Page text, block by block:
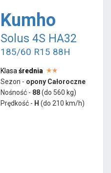
Kumho
Solus 4S HA32
185/60 R15 88H
Klasa średnia
Sezon - opony Całoroczne
Nośność - 88(do 560 kg)
Prędkość - H (do 210 km/h)